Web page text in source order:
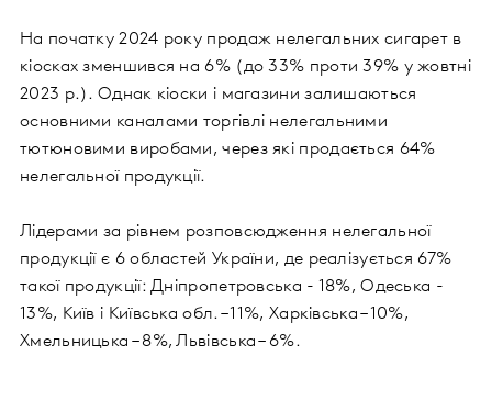
На початку 2024 року продаж нелегальних сигарет в
кіосках зменшився на 6% (до 33% проти 39% у жовтні
2023 р.). Однак кіоски і магазини залишаються
основними каналами торгівлі нелегальними
тютюновими виробами, через які продається 64%
нелегальної продукції.
Лідерами за рівнем розповсюдження нелегальної
продукції є 6 областей України, де реалізується 67%
такої продукції: Дніпропетровська - 18%, Одеська -
13%, Київ і Київська обл. – 11%, Харківська – 10%,
Хмельницька – 8%, Львівська – 6%.